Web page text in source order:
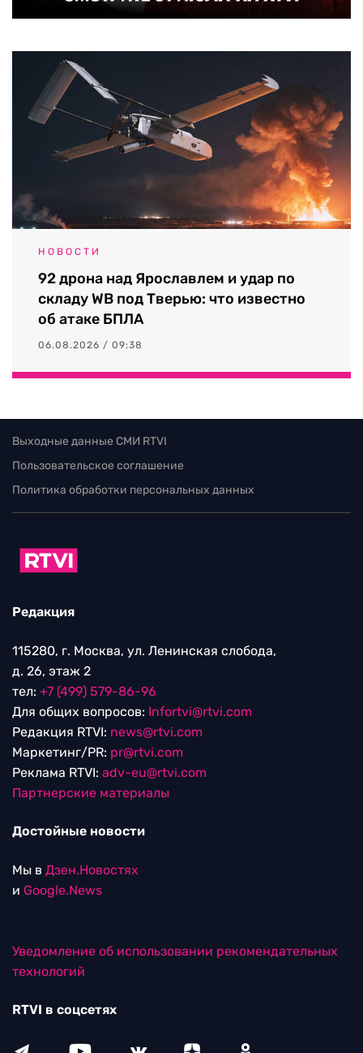
НОВОСТИ
92 дрона над Ярославлем и удар по
складу WB под Тверью: что известно
об атаке БПЛА
06.08.2026 / 09:38
Выходные данные СМИ RTVI
Пользовательское соглашение
Политика обработки персональных данных
Редакция
115280, г. Москва, ул. Ленинская слобода,
д. 26, этаж 2
тел: +7 (499) 579-86-96
Для общих вопросов: Infortvi@rtvi.com
Редакция RTVI: news@rtvi.com
Маркетинг/PR: pr@rtvi.com
Реклама RTVI: adv-eu@rtvi.com
Партнерские материалы
Достойные новости
Мы в Дзен.Новостях
и Google.News
Уведомление об использовании рекомендательных
технологий
RTVI в соцсетях